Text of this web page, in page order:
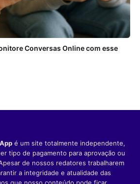
Conversas Online com esse
é um site totalmente independente,
tipo de pagamento para aprovação ou
de nossos redatores trabalharem
a integridade e atualidade das